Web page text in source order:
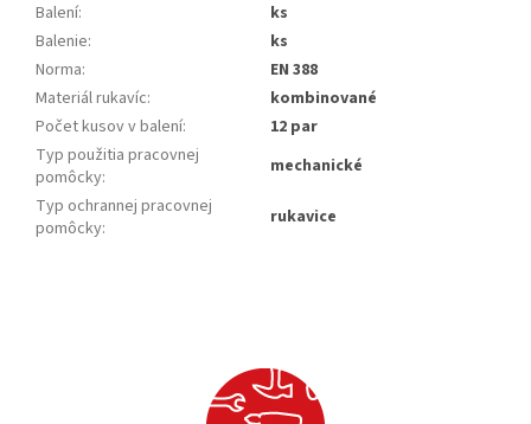
Balení:
ks
Balenie:
ks
Norma:
EN 388
Materiál rukavíc:
kombinované
Počet kusov v balení:
12 par
Typ použitia pracovnej
pomôcky:
mechanické
Typ ochrannej pracovnej
pomôcky: rukavice